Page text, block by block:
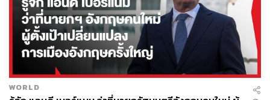
“รอบนี้ธนาคารพยายามเตรียมตัวมาดี จะเห็นจาก Coverage
Ratio (ค่าเผื่อหนี้สงสัยจะสูญ) ในภาพรวมอยู่ที่ 150% ถือว่า
สูงแล้ว แต่ยังต้องตั้งสำรองฯ เพิ่ม เพราะความไม่แน่นอนยัง
สูงมาก แต่หากอนาคตหนี้เสียไม่ได้แย่อย่างที่คิด เงินที่ตั้งสำ
รองฯ ไว้ก็จะดึงกลับมาเป็นกำไรเช่นกัน ซึ่งยังไม่ใช่ภาพของปี
นี้”
WORLD